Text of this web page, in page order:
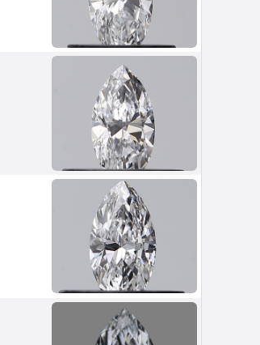
Van Amstel Cornelis Schuyt
€ 700
excl. BTW